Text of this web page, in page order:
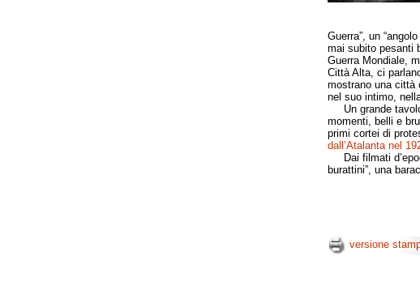
Guerra”, un
mai subito pesanti
Guerra Mondiale,
Città Alta, ci
mostrano una città
nel suo intimo,
Un grande
momenti, belli e
primi cortei di
dall’Atalanta nel
Dai filmati
burattini”, una
versione